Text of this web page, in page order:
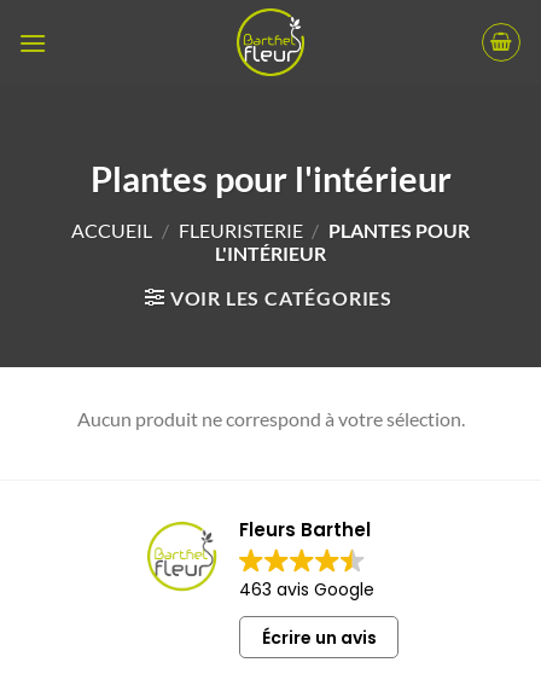
Plantes pour l'intérieur
ACCUEIL / FLEURISTERIE / PLANTES POUR
L'INTÉRIEUR
VOIR LES CATÉGORIES
Aucun produit ne correspond à votre sélection.
Fleurs Barthel
463 avis Google
Écrire un avis